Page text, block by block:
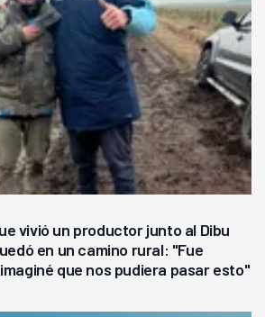
vivió un productor junto al Dibu
en un camino rural: "Fue
que nos pudiera pasar esto"